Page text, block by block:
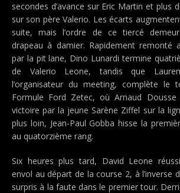
secondes d’avance sur Eric Martin et plus
sur son père Valerio. Les écarts
suite, mais l’ordre de ce tiercé
drapeau à damier. Rapidement remonté
par la pit lane, Dino Lunardi termine
de Valerio Leone, tandis que
l’organisateur du meeting, complète le
Formule Ford Zetec, où Arnaud
victoire par la jeune Sarène Ziffel sur la
plus loin, Jean-Paul Gobba hisse la
au quatorzième rang.
Six heures plus tard, David Leone
envol au départ de la course 2, à l’inverse
surpris à la faute dans le premier tour.